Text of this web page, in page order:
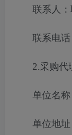
联系人
联系电话
2.采购代
单位名
单位地